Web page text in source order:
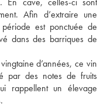
Afin d’extraire une
est ponctuée de
dans des barriques de
d’années, ce vin
par des notes de fruits
rappellent un élevage